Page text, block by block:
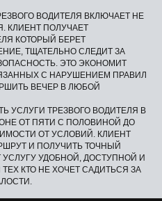
ВОДИТЕЛЯ ВКЛЮЧАЕТ НЕ
КЛИЕНТ ПОЛУЧАЕТ
КОТОРЫЙ БЕРЕТ
ТЩАТЕЛЬНО СЛЕДИТ ЗА
ЭТО ЭКОНОМИТ
С НАРУШЕНИЕМ ПРАВИЛ
ВЕЧЕР В ЛЮБОЙ
УСЛУГИ ТРЕЗВОГО ВОДИТЕЛЯ В
ОТ ПЯТИ С ПОЛОВИНОЙ ДО
ОТ УСЛОВИЙ. КЛИЕНТ
И ПОЛУЧИТЬ ТОЧНЫЙ
УСЛУГУ УДОБНОЙ, ДОСТУПНОЙ И
КТО НЕ ХОЧЕТ САДИТЬСЯ ЗА